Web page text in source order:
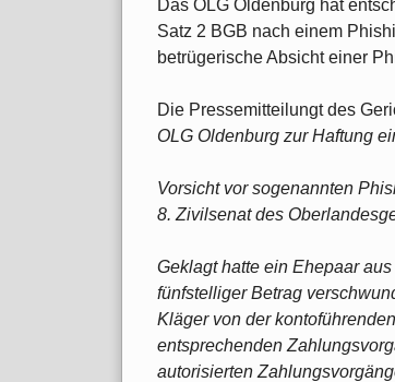
Das OLG Oldenburg hat
Satz 2 BGB nach einem
betrügerische Absicht einer
Die Pressemitteilungt des
OLG Oldenburg zur Haftung
Vorsicht vor sogenannten
8. Zivilsenat des
Geklagt hatte ein Ehepaar
fünfstelliger Betrag
Kläger von der
entsprechenden
autorisierten